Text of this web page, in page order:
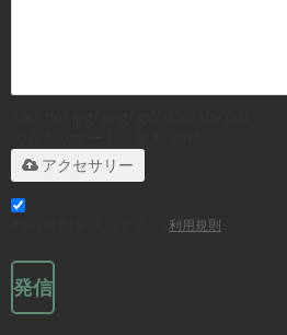
アクセサリー
利用規則
発信